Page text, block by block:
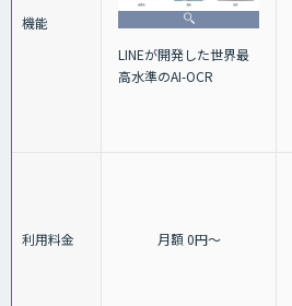
機能
LINEが開発した世界最
高水準のAI-OCR
利用料金 月額 0円～